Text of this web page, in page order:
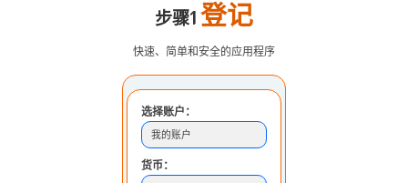
步骤1 登记
快速、简单和安全的应用程序
选择账户：
我的账户
货币：